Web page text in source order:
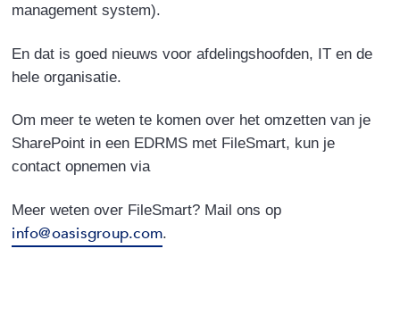
management system).
En dat is goed nieuws voor afdelingshoofden, IT en de
hele organisatie.
Om meer te weten te komen over het omzetten van je
SharePoint in een EDRMS met FileSmart, kun je
contact opnemen via
Meer weten over FileSmart? Mail ons op
info@oasisgroup.com.